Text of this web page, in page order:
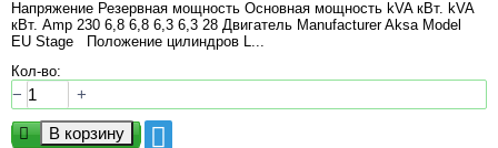
Напряжение Резервная мощность Основная мощность kVA кВт. kVA
кВт. Amp 230 6,8 6,8 6,3 6,3 28 Двигатель Manufacturer Aksa Model
EU Stage Положение цилиндров L...
Кол-во:
− +